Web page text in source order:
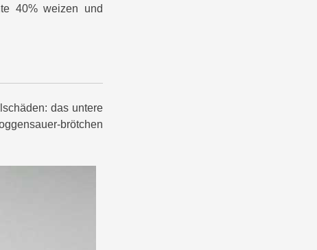
40% weizen und
das untere
brötchen